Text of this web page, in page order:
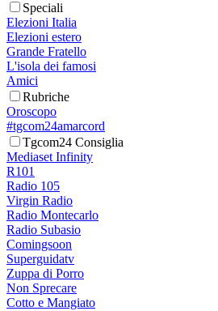
Speciali
Elezioni Italia
Elezioni estero
Grande Fratello
L'isola dei famosi
Amici
Rubriche
Oroscopo
#tgcom24amarcord
Tgcom24 Consiglia
Mediaset Infinity
R101
Radio 105
Virgin Radio
Radio Montecarlo
Radio Subasio
Comingsoon
Superguidatv
Zuppa di Porro
Non Sprecare
Cotto e Mangiato